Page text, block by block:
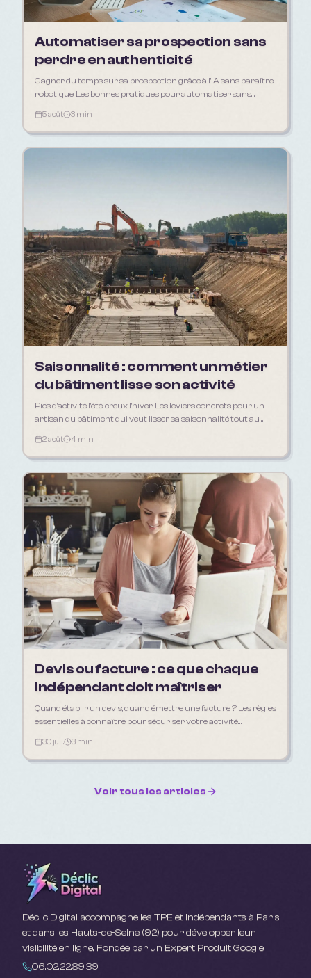
Automatiser sa prospection sans
perdre en authenticité
Gagner du temps sur sa prospection grâce à l'IA sans paraître
robotique. Les bonnes pratiques pour automatiser sans
5 août 3 min
Saisonnalité : comment un métier
du bâtiment lisse son activité
Pics d'activité l'été, creux l'hiver. Les leviers concrets pour un
artisan du bâtiment qui veut lisser sa saisonnalité tout au
2 août 4 min
Devis ou facture : ce que chaque
indépendant doit maîtriser
Quand établir un devis, quand émettre une facture ? Les règles
essentielles à connaître pour sécuriser votre activité
30 juil. 3 min
Voir tous les articles
Déclic Digital accompagne les TPE et indépendants à Paris
et dans les Hauts-de-Seine (92) pour développer leur
visibilité en ligne. Fondée par un Expert Produit Google.
06.02.22.89.39